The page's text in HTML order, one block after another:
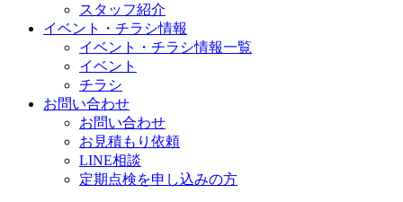
スタッフ紹介
イベント・チラシ情報
イベント・チラシ情報一覧
イベント
チラシ
お問い合わせ
お問い合わせ
お見積もり依頼
LINE相談
定期点検を申し込みの方